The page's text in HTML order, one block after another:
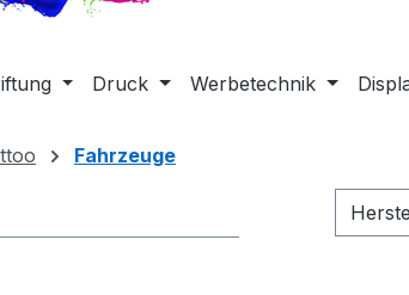
Druck Werbetechnik
Fahrzeuge